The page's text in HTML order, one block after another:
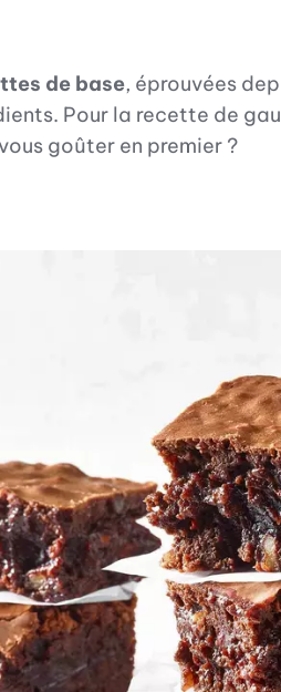
de base, éprouvées
Pour la recette de
goûter en premier ?